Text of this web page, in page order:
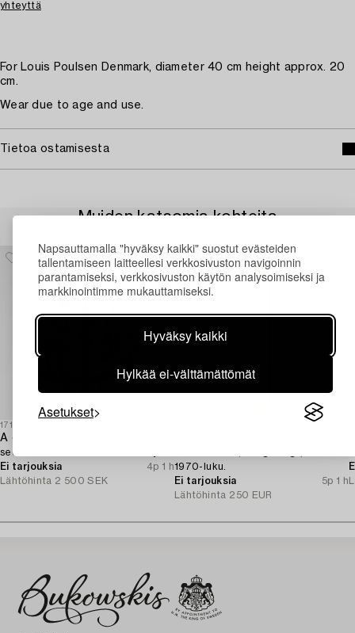
Napsauttamalla "hyväksy kaikki" suostut evästeiden
tallentamiseen laitteellesi verkkosivuston navigoinnin
parantamiseksi, verkkosivuston käytön analysoimiseksi ja
markkinointimme mukauttamiseksi.
Hyväksy kaikki
Hylkää ei-välttämättömät
Asetukset
yhteyttä
For Louis Poulsen Denmark, diameter 40 cm height approx. 20
cm.
Wear due to age and use.
Tietoa ostamisesta
Muiden katsomia kohteita
1718962
A chandelier,
second half of the 20th Century.
Ei tarjouksia
4p 1 h
Lähtöhinta 2 500 SEK
1970-luku.
Ei tarjouksia
5p 1 h
Lähtöhinta 250 EUR